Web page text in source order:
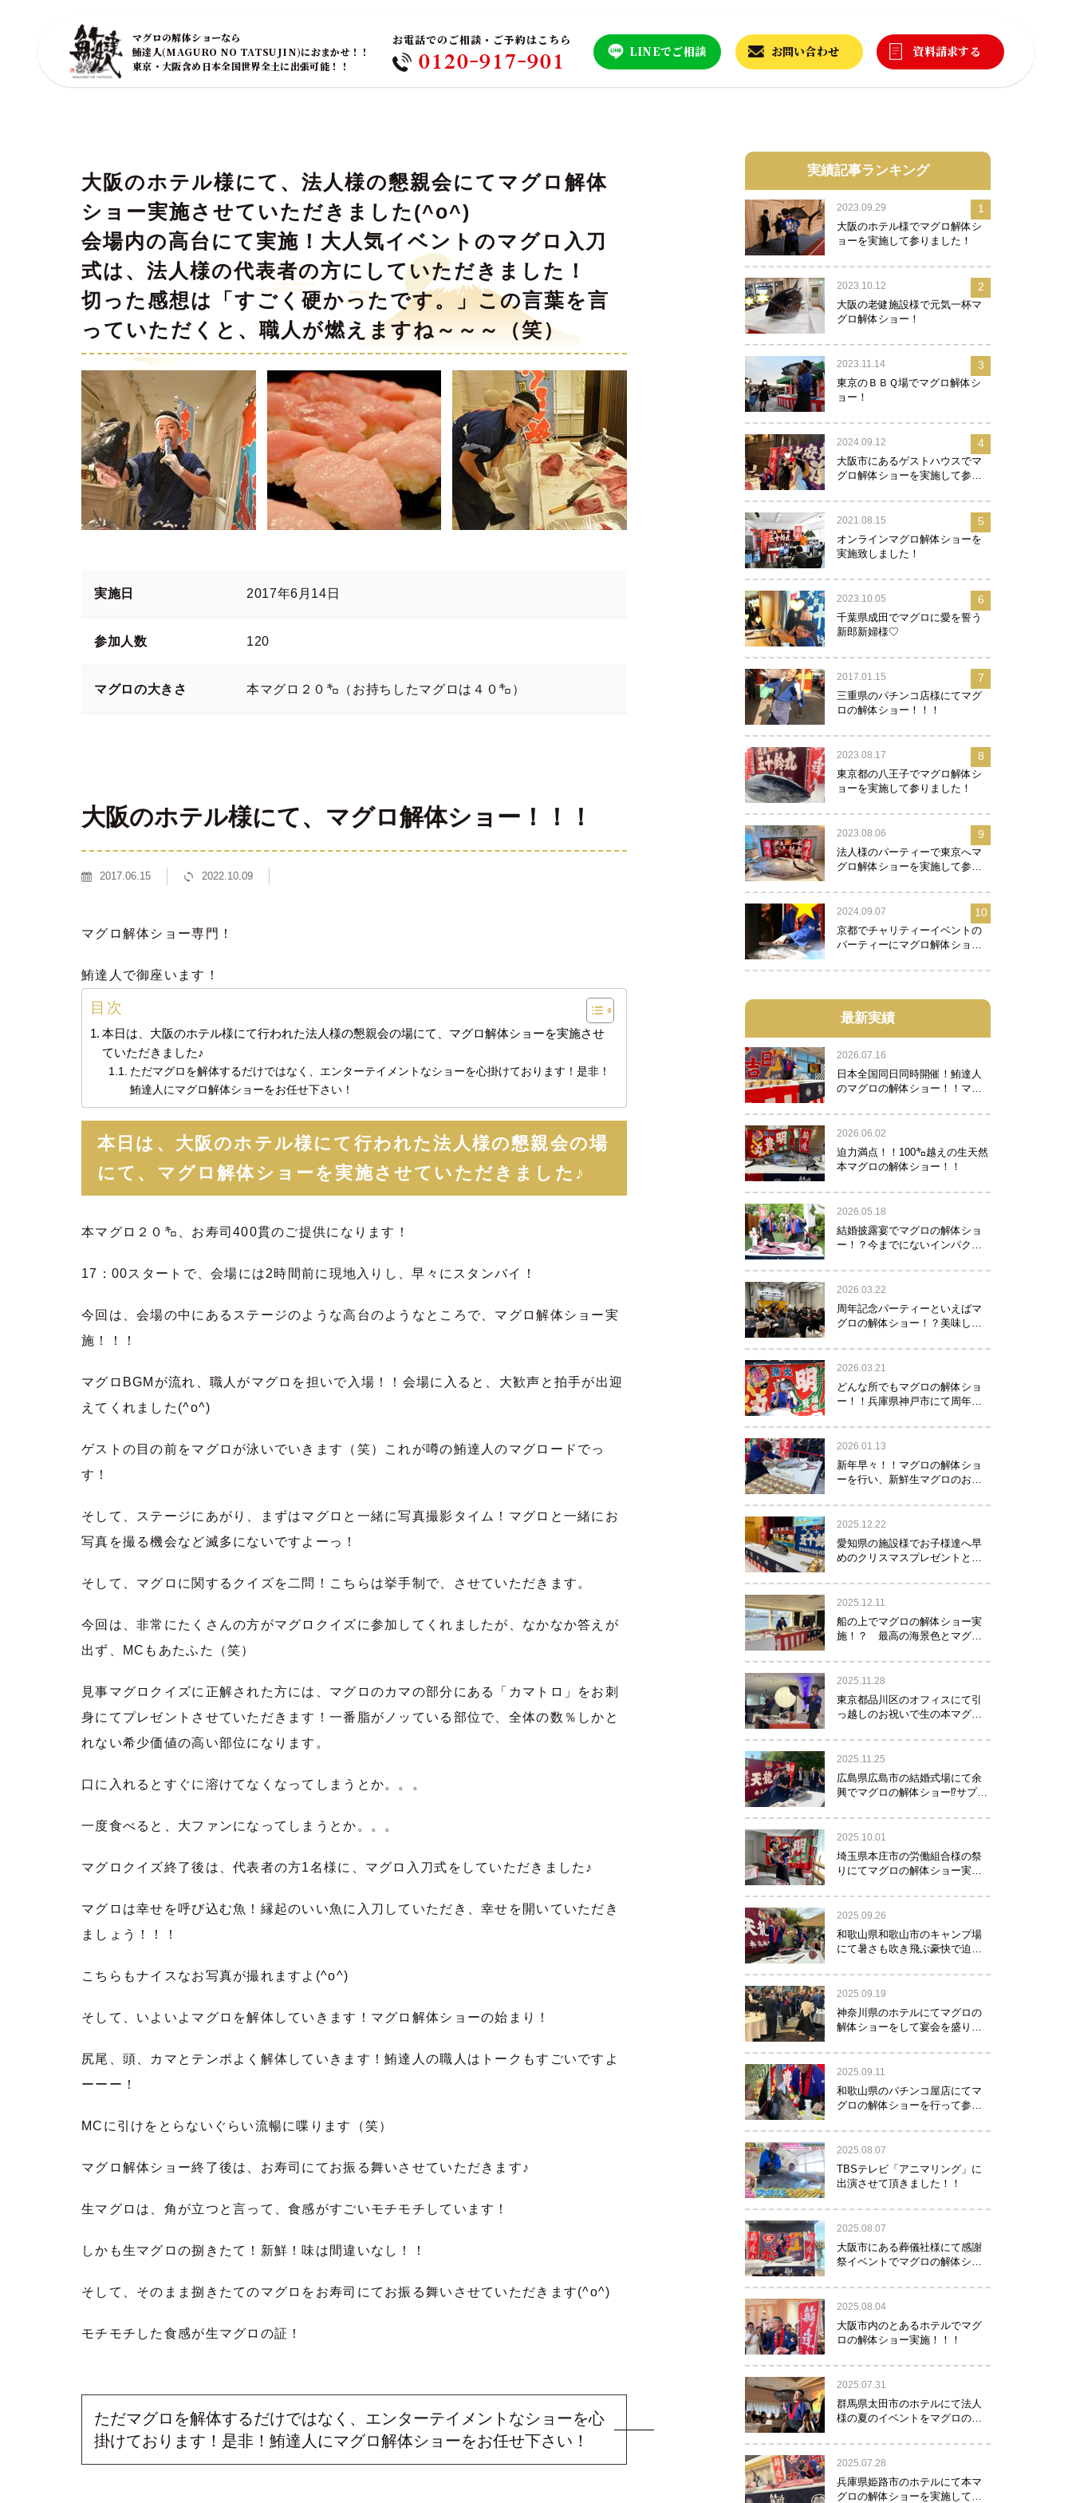
マグロの解体ショーなら
鮪達人(MAGURO NO TATSUJIN)におまかせ！！
東京・大阪含め日本全国世界全土に出張可能！！
お電話でのご相談・ご予約はこちら
0120-917-901 LINEでご相談 お問い合わせ 資料請求する
大阪のホテル様にて、法人様の懇親会にてマグロ解体
ショー実施させていただきました(^o^)
会場内の高台にて実施！大人気イベントのマグロ入刀
式は、法人様の代表者の方にしていただきました！
切った感想は「すごく硬かったです。」この言葉を言
っていただくと、職人が燃えますね～～～（笑）
実施日 2017年6月14日
参加人数 120
マグロの大きさ 本マグロ２０㌔（お持ちしたマグロは４０㌔）
大阪のホテル様にて、マグロ解体ショー！！！
2017.06.15 2022.10.09
マグロ解体ショー専門！
鮪達人で御座います！
目次
本日は、大阪のホテル様にて行われた法人様の懇親会の場にて、マグロ解体ショーを実施させ
ていただきました♪
ただマグロを解体するだけではなく、エンターテイメントなショーを心掛けております！是非！
鮪達人にマグロ解体ショーをお任せ下さい！
本日は、大阪のホテル様にて行われた法人様の懇親会の場
にて、マグロ解体ショーを実施させていただきました♪
本マグロ２０㌔、お寿司400貫のご提供になります！
17：00スタートで、会場には2時間前に現地入りし、早々にスタンバイ！
今回は、会場の中にあるステージのような高台のようなところで、マグロ解体ショー実
施！！！
マグロBGMが流れ、職人がマグロを担いで入場！！会場に入ると、大歓声と拍手が出迎
えてくれました(^o^)
ゲストの目の前をマグロが泳いでいきます（笑）これが噂の鮪達人のマグロードでっ
す！
そして、ステージにあがり、まずはマグロと一緒に写真撮影タイム！マグロと一緒にお
写真を撮る機会など滅多にないですよーっ！
そして、マグロに関するクイズを二問！こちらは挙手制で、させていただきます。
今回は、非常にたくさんの方がマグロクイズに参加してくれましたが、なかなか答えが
出ず、MCもあたふた（笑）
見事マグロクイズに正解された方には、マグロのカマの部分にある「カマトロ」をお刺
身にてプレゼントさせていただきます！一番脂がノッている部位で、全体の数％しかと
れない希少価値の高い部位になります。
口に入れるとすぐに溶けてなくなってしまうとか。。。
一度食べると、大ファンになってしまうとか。。。
マグロクイズ終了後は、代表者の方1名様に、マグロ入刀式をしていただきました♪
マグロは幸せを呼び込む魚！縁起のいい魚に入刀していただき、幸せを開いていただき
ましょう！！！
こちらもナイスなお写真が撮れますよ(^o^)
そして、いよいよマグロを解体していきます！マグロ解体ショーの始まり！
尻尾、頭、カマとテンポよく解体していきます！鮪達人の職人はトークもすごいですよ
ーーー！
MCに引けをとらないぐらい流暢に喋ります（笑）
マグロ解体ショー終了後は、お寿司にてお振る舞いさせていただきます♪
生マグロは、角が立つと言って、食感がすごいモチモチしています！
しかも生マグロの捌きたて！新鮮！味は間違いなし！！
そして、そのまま捌きたてのマグロをお寿司にてお振る舞いさせていただきます(^o^)
モチモチした食感が生マグロの証！
ただマグロを解体するだけではなく、エンターテイメントなショーを心
掛けております！是非！鮪達人にマグロ解体ショーをお任せ下さい！
実績記事ランキング
2023.09.29
大阪のホテル様でマグロ解体シ
ョーを実施して参りました！
1
2023.10.12
大阪の老健施設様で元気一杯マ
グロ解体ショー！
2
2023.11.14
東京のＢＢＱ場でマグロ解体シ
ョー！
3
2024.09.12
大阪市にあるゲストハウスでマ
グロ解体ショーを実施して参り
4
2021.08.15
オンラインマグロ解体ショーを
実施致しました！
5
2023.10.05
千葉県成田でマグロに愛を誓う
新郎新婦様♡
6
2017.01.15
三重県のパチンコ店様にてマグ
ロの解体ショー！！！
7
2023.08.17
東京都の八王子でマグロ解体シ
ョーを実施して参りました！
8
2023.08.06
法人様のパーティーで東京へマ
グロ解体ショーを実施して参り
9
2024.09.07
京都でチャリティーイベントの
パーティーにマグロ解体ショー
10
最新実績
2026.07.16
日本全国同日同時開催！鮪達人
のマグロの解体ショー！！マグ
2026.06.02
迫力満点！！100㌔越えの生天然
本マグロの解体ショー！！
2026.05.18
結婚披露宴でマグロの解体ショ
ー！？今までにないインパクト
スメ！！
2026.03.22
周年記念パーティーといえばマ
グロの解体ショー！？美味し
2026.03.21
どんな所でもマグロの解体ショ
ー！！兵庫県神戸市にて周年記
て参りました！！
2026.01.13
新年早々！！マグロの解体ショ
ーを行い、新鮮生マグロのお寿
舞い！！！
2025.12.22
愛知県の施設様でお子様達へ早
めのクリスマスプレゼントとし
施！？
2025.12.11
船の上でマグロの解体ショー実
施！？ 最高の海景色とマグロ
2025.11.28
東京都品川区のオフィスにて引
っ越しのお祝いで生の本マグロ
体ショーを行いお祝いしてまい
りました
2025.11.25
広島県広島市の結婚式場にて余
興でマグロの解体ショー⁉サプラ
場！！！
2025.10.01
埼玉県本庄市の労働組合様の祭
りにてマグロの解体ショー実施
2025.09.26
和歌山県和歌山市のキャンプ場
にて暑さも吹き飛ぶ豪快で迫力
しました。
2025.09.19
神奈川県のホテルにてマグロの
解体ショーをして宴会を盛り上
た。
2025.09.11
和歌山県のパチンコ屋店にてマ
グロの解体ショーを行って参り
2025.08.07
TBSテレビ「アニマリング」に
出演させて頂きました！！
2025.08.07
大阪市にある葬儀社様にて感謝
祭イベントでマグロの解体ショ
2025.08.04
大阪市内のとあるホテルでマグ
ロの解体ショー実施！！！
2025.07.31
群馬県太田市のホテルにて法人
様の夏のイベントをマグロの解
た！！
2025.07.28
兵庫県姫路市のホテルにて本マ
グロの解体ショーを実施して参